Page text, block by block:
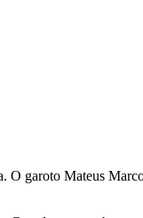
garoto Mateus